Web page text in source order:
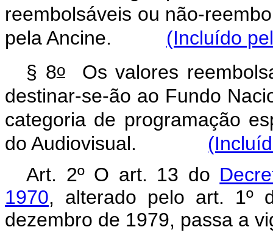
reembolsáveis ou não-
pela Ancine. (Incluído
§ 8oOs valores
destinar-se-ão ao Fundo
categoria de programação
do Audiovisual.
Art. 2º O art. 13 do
1970, alterado pelo art. 1º
dezembro de 1979, passa a